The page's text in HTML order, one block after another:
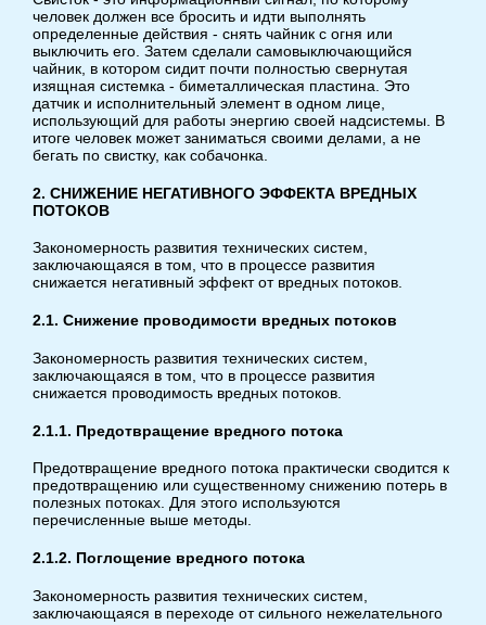
человек должен все бросить и идти выполнять
определенные действия - снять чайник с огня или
выключить его. Затем сделали самовыключающийся
чайник, в котором сидит почти полностью свернутая
изящная системка - биметаллическая пластина. Это
датчик и исполнительный элемент в одном лице,
использующий для работы энергию своей надсистемы. В
итоге человек может заниматься своими делами, а не
бегать по свистку, как собачонка.
2. СНИЖЕНИЕ НЕГАТИВНОГО ЭФФЕКТА ВРЕДНЫХ
ПОТОКОВ
Закономерность развития технических систем,
заключающаяся в том, что в процессе развития
снижается негативный эффект от вредных потоков.
2.1. Снижение проводимости вредных потоков
Закономерность развития технических систем,
заключающаяся в том, что в процессе развития
снижается проводимость вредных потоков.
2.1.1. Предотвращение вредного потока
Предотвращение вредного потока практически сводится к
предотвращению или существенному снижению потерь в
полезных потоках. Для этого используются
перечисленные выше методы.
2.1.2. Поглощение вредного потока
Закономерность развития технических систем,
заключающаяся в переходе от сильного нежелательного